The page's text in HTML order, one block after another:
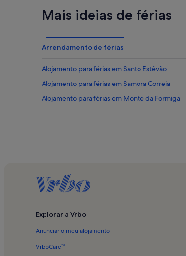
Mais ideias de férias
Arrendamento de férias
Alojamento para férias em Santo Estêvão
Alojamento para férias em Samora Correia
Alojamento para férias em Monte da Formiga
Explorar a Vrbo
Anunciar o meu alojamento
VrboCare™